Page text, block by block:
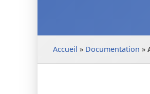
Accueil » Documentation »